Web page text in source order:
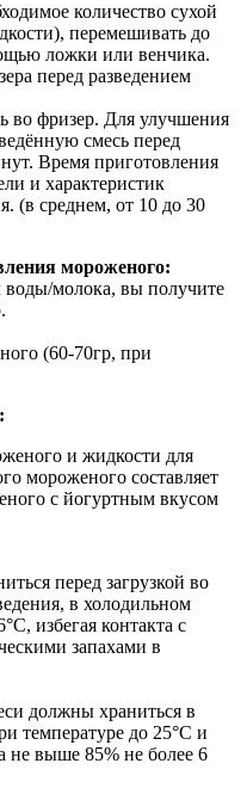
количество сухой
перемешивать до
ложки или венчика.
перед разведением
во фризер. Для улучшения
смесь перед
Время приготовления
и характеристик
(в среднем, от 10 до 30
мороженого:
воды/молока, вы получите
(60-70гр, при
и жидкости для
мороженого составляет
с йогуртным вкусом
перед загрузкой во
в холодильном
избегая контакта с
запахами в
должны храниться в
температуре до 25°С и
не выше 85% не более 6